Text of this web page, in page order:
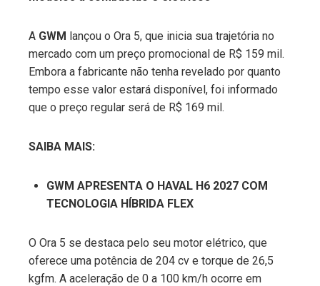
A GWM lançou o Ora 5, que inicia sua trajetória no
mercado com um preço promocional de R$ 159 mil.
Embora a fabricante não tenha revelado por quanto
tempo esse valor estará disponível, foi informado
que o preço regular será de R$ 169 mil.
SAIBA MAIS:
GWM APRESENTA O HAVAL H6 2027 COM
TECNOLOGIA HÍBRIDA FLEX
O Ora 5 se destaca pelo seu motor elétrico, que
oferece uma potência de 204 cv e torque de 26,5
kgfm. A aceleração de 0 a 100 km/h ocorre em